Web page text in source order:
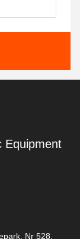
Equipment
Nr 528,